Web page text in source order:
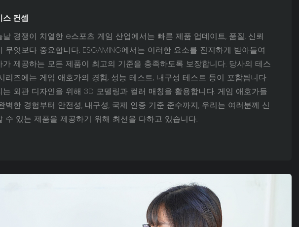
스 컨셉
날 경쟁이 치열한 e스포츠 게임 산업에서는 빠른 제품 업데이트, 품질, 신뢰
무엇보다 중요합니다. ESGAMING에서는 이러한 요소를 진지하게 받아들여
가 제공하는 모든 제품이 최고의 기준을 충족하도록 보장합니다. 당사의 테스
리즈에는 게임 애호가의 경험, 성능 테스트, 내구성 테스트 등이 포함됩니다.
는 외관 디자인을 위해 3D 모델링과 컬러 매칭을 활용합니다. 게임 애호가들
벽한 경험부터 안전성, 내구성, 국제 인증 기준 준수까지, 우리는 여러분께 신
수 있는 제품을 제공하기 위해 최선을 다하고 있습니다.